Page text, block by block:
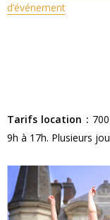
d’événement
Tarifs location :
9h à 17h. Plusieurs